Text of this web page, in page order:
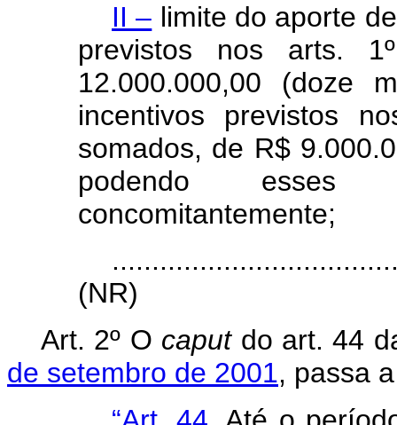
II – limite do aporte
previstos nos arts.
12.000.000,00 (doze
incentivos previstos
somados, de R$
podendo esses
concomitantemente;
(NR)
Art. 2º O caputdo art. 44
de setembro de 2001, passa